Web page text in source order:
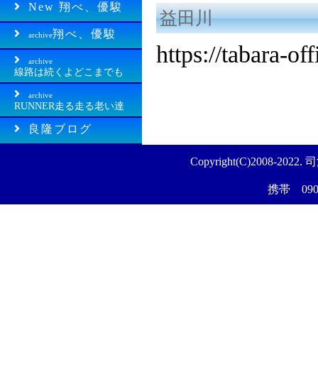
New 翔べ、優駿
archive翔べ、優駿
archive
線路は続くよどこまでも
archive
RUNNER走る走る老い達
良隆ブログ
益田川
https://tabara-
Copyright(C)2008-2022.
携帯